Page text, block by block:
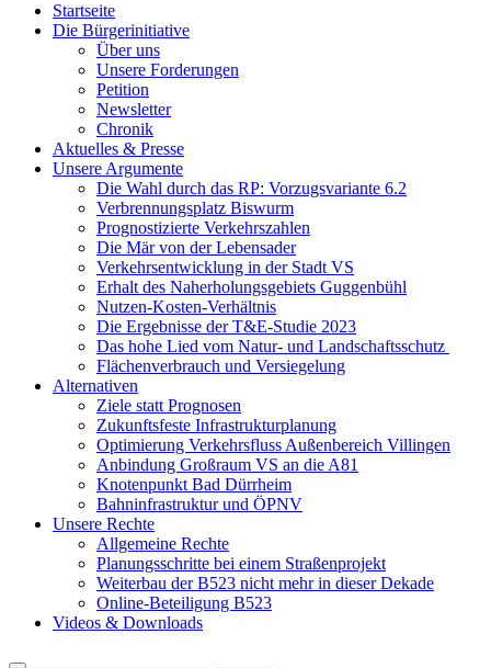
Zusammenschluss von Bürgerinnen und Bürgern der Stadt Villingen-
Schwenningen, der sich klar gegen den Bau des Nordzubringers,
dem Weiterbau der B523, positioniert.
Startseite
Die Bürgerinitiative
Über uns
Unsere Forderungen
Petition
Newsletter
Chronik
Aktuelles & Presse
Unsere Argumente
Die Wahl durch das RP: Vorzugsvariante 6.2
Verbrennungsplatz Biswurm
Prognostizierte Verkehrszahlen
Die Mär von der Lebensader
Verkehrsentwicklung in der Stadt VS
Erhalt des Naherholungsgebiets Guggenbühl
Nutzen-Kosten-Verhältnis
Die Ergebnisse der T&E-Studie 2023
Das hohe Lied vom Natur- und Landschaftsschutz
Flächenverbrauch und Versiegelung
Alternativen
Ziele statt Prognosen
Zukunftsfeste Infrastrukturplanung
Optimierung Verkehrsfluss Außenbereich Villingen
Anbindung Großraum VS an die A81
Knotenpunkt Bad Dürrheim
Bahninfrastruktur und ÖPNV
Unsere Rechte
Allgemeine Rechte
Planungsschritte bei einem Straßenprojekt
Weiterbau der B523 nicht mehr in dieser Dekade
Online-Beteiligung B523
Videos & Downloads